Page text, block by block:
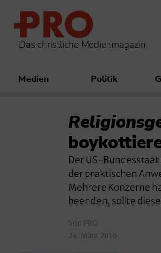
Das christliche Medienmagazin
Medien Politik
Der US-Bundesstaat
der praktischen
Mehrere Konzerne
beenden, sollte
Von PRO
24. März 2016